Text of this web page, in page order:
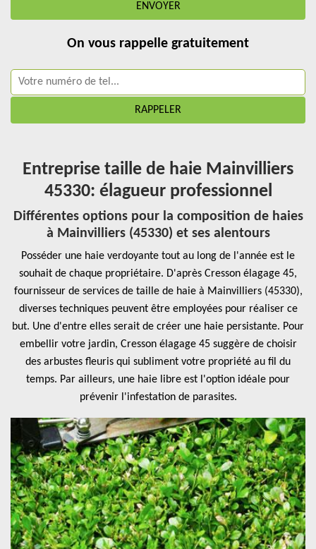
On vous rappelle gratuitement
Entreprise taille de haie Mainvilliers
45330: élagueur professionnel
Différentes options pour la composition de haies
à Mainvilliers (45330) et ses alentours
Posséder une haie verdoyante tout au long de l'année est le
souhait de chaque propriétaire. D'après Cresson élagage 45,
fournisseur de services de taille de haie à Mainvilliers (45330),
diverses techniques peuvent être employées pour réaliser ce
but. Une d'entre elles serait de créer une haie persistante. Pour
embellir votre jardin, Cresson élagage 45 suggère de choisir
des arbustes fleuris qui subliment votre propriété au fil du
temps. Par ailleurs, une haie libre est l'option idéale pour
prévenir l'infestation de parasites.